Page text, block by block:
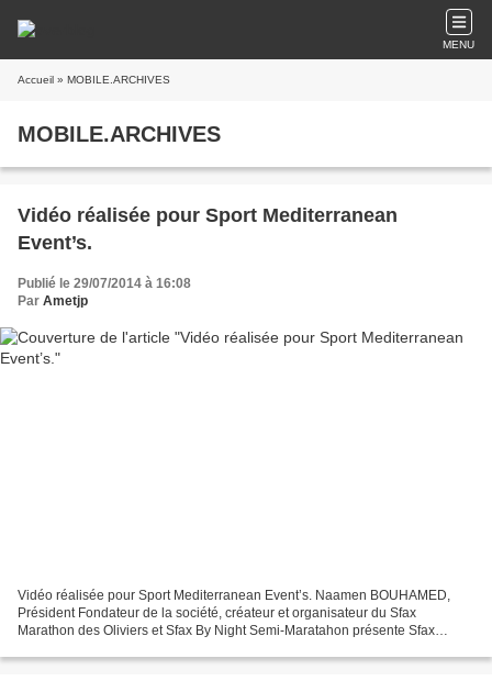
MENU
Accueil » MOBILE.ARCHIVES
MOBILE.ARCHIVES
Vidéo réalisée pour Sport Mediterranean
Event’s.
Publié le 29/07/2014 à 16:08
Par Ametjp
Vidéo réalisée pour Sport Mediterranean Event’s. Naamen BOUHAMED,
Président Fondateur de la société, créateur et organisateur du Sfax
Marathon des Oliviers et Sfax By Night Semi-Maratahon présente Sfax